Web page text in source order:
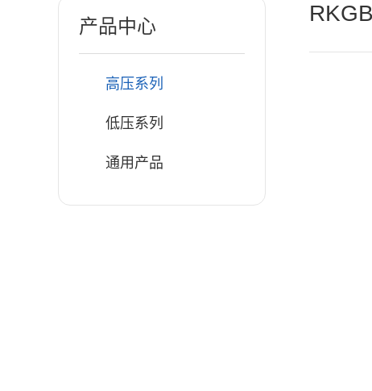
产品中心
高压系列
低压系列
通用产品